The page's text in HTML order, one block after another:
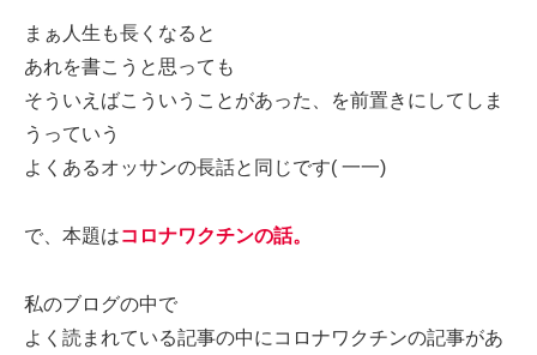
まぁ人生も長くなると
あれを書こうと思っても
そういえばこういうことがあった、を前置きにしてしま
うっていう
よくあるオッサンの長話と同じです( 一一)
で、本題はコロナワクチンの話。
私のブログの中で
よく読まれている記事の中にコロナワクチンの記事があ